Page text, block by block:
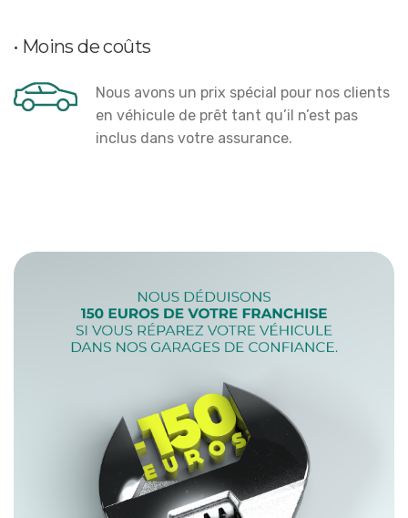
• Moins de coûts
Nous avons un prix spécial pour nos clients
en véhicule de prêt tant qu’il n’est pas
inclus dans votre assurance.